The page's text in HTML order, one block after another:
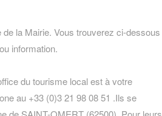
la Mairie. Vous trouverez ci-dessous
information.
du tourisme local est à votre
au +33 (0)3 21 98 08 51 .Ils se